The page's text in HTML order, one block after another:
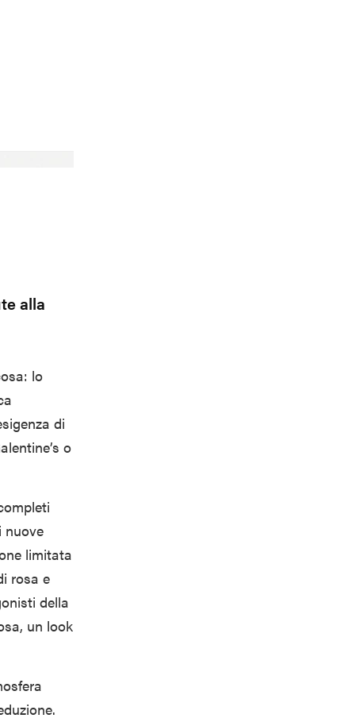
alla
lo
di
o
nuove
limitata
rosa e
della
un look